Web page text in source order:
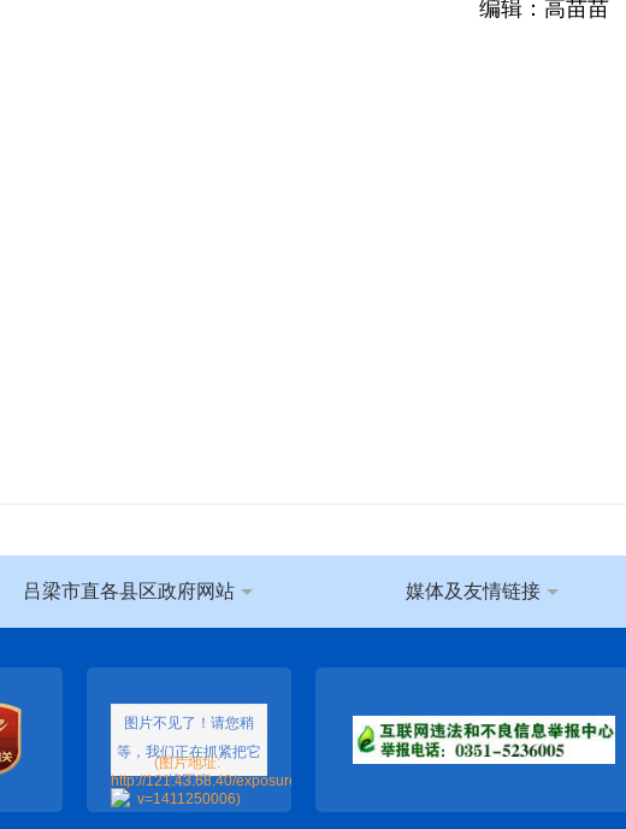
编辑：高苗苗
吕梁市直各县区政府网站 媒体及友情链接